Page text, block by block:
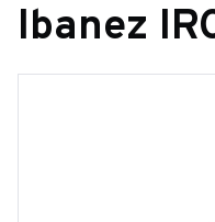
Ibanez